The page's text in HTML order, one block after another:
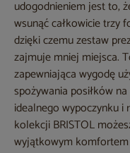
udogodnieniem jest to,
wsunąć całkowicie trzy
dzięki czemu zestaw
zajmuje mniej miejsca.
zapewniająca wygodę
spożywania posiłków
idealnego wypoczynku
kolekcji BRISTOL
wyjątkowym